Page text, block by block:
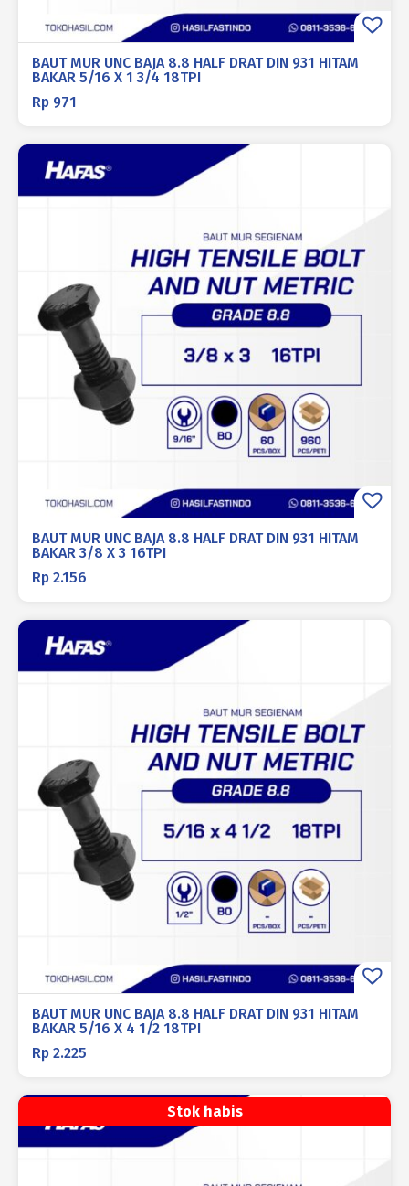
BAUT MUR UNC BAJA 8.8 HALF DRAT DIN 931 HITAM
BAKAR 5/16 X 1 3/4 18TPI
Rp 971
BAUT MUR UNC BAJA 8.8 HALF DRAT DIN 931 HITAM
BAKAR 3/8 X 3 16TPI
Rp 2.156
BAUT MUR UNC BAJA 8.8 HALF DRAT DIN 931 HITAM
BAKAR 5/16 X 4 1/2 18TPI
Rp 2.225
Stok habis